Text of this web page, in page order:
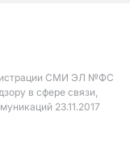
СМИ ЭЛ №ФС
в сфере связи,
23.11.2017